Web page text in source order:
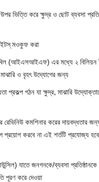
ভিত্তি করে ক্ষুদ্র ও ছোট ব্যবসা
মওকুফ করা
(আইএসআইএফ) এর মধ্যে ২ বিলিয়ন
ও বৃহৎ উদ্যোগের জন্য
প্রকল্প গঠন যা ক্ষুদ্র, মাঝারি
রেভিনিউ কমশিনার করের দায়বদ্ধতার
করবে না এই শর্তটি প্রযোজ্য হবে
যাতে জনগনকে/ব্যবসা
পূরণ করে দেওয়া